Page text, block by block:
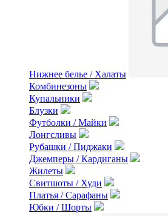
Нижнее белье / Халаты
Комбинезоны
Купальники
Блузки
Футболки / Майки
Лонгсливы
Рубашки / Пиджаки
Джемперы / Кардиганы
Жилеты
Свитшоты / Худи
Платья / Сарафаны
Юбки / Шорты